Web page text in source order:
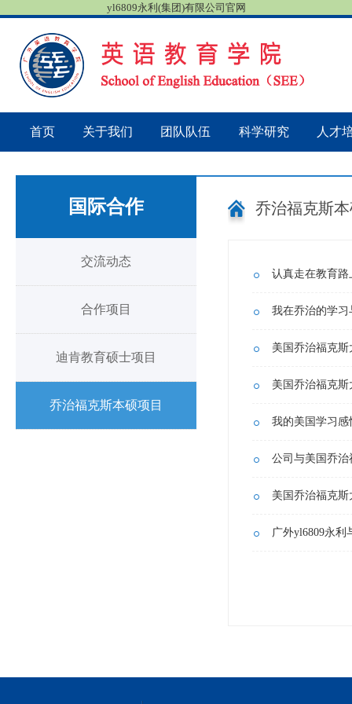
yl6809永利(集团)有限公司官网
首页 关于我们 团队队伍 科学研究 人才
国际合作
交流动态
合作项目
迪肯教育硕士项目
乔治福克斯本硕项目
乔治福克斯
认真走在教育
我在乔治的学
美国乔治福克斯
美国乔治福克斯
我的美国学习感
公司与美国乔治
美国乔治福克
广外yl6809永利